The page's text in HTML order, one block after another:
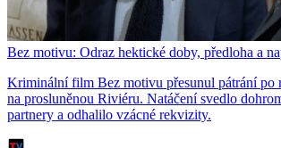
Bez motivu: Odraz hektické doby, předloha a
Kriminální film Bez motivu přesunul pátrání po
na prosluněnou Riviéru. Natáčení svedlo
partnery a odhalilo vzácné rekvizity.